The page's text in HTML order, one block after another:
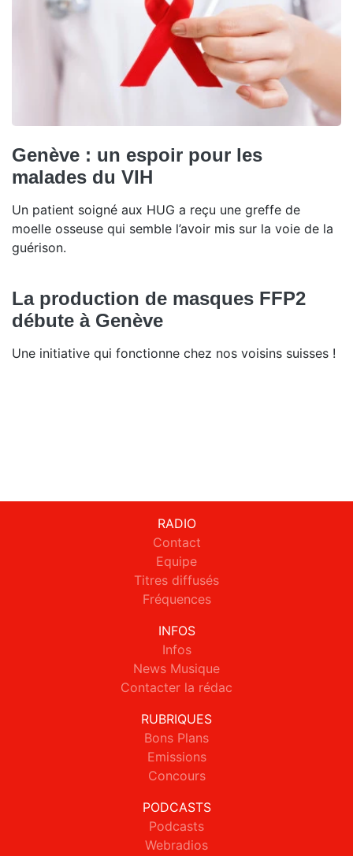
Genève : un espoir pour les
malades du VIH
Un patient soigné aux HUG a reçu une greffe de
moelle osseuse qui semble l’avoir mis sur la voie de la
guérison.
La production de masques FFP2
débute à Genève
Une initiative qui fonctionne chez nos voisins suisses !
RADIO
Contact
Equipe
Titres diffusés
Fréquences
INFOS
Infos
News Musique
Contacter la rédac
RUBRIQUES
Bons Plans
Emissions
Concours
PODCASTS
Podcasts
Webradios